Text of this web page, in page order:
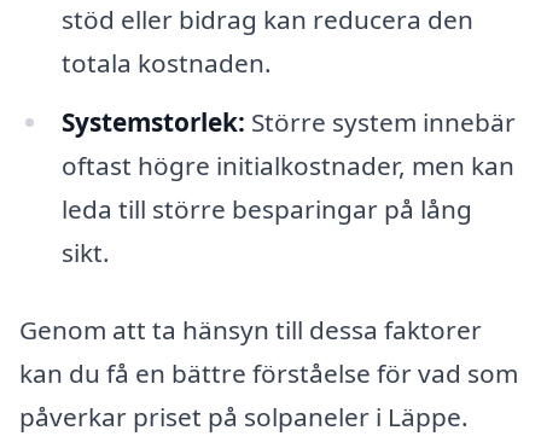
stöd eller bidrag kan reducera den
totala kostnaden.
Systemstorlek: Större system innebär
oftast högre initialkostnader, men kan
leda till större besparingar på lång
sikt.
Genom att ta hänsyn till dessa faktorer
kan du få en bättre förståelse för vad som
påverkar priset på solpaneler i Läppe.